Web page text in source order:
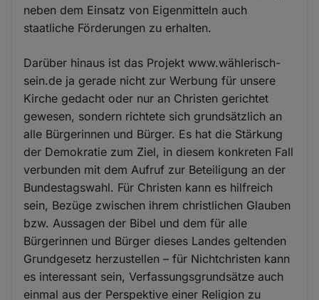
neben dem Einsatz von Eigenmitteln auch
staatliche Förderungen zu erhalten.
Darüber hinaus ist das Projekt www.wählerisch-
sein.de ja gerade nicht zur Werbung für unsere
Kirche gedacht oder nur an Christen gerichtet
gewesen, sondern richtete sich grundsätzlich an
alle Bürgerinnen und Bürger. Es hat die Stärkung
der Demokratie zum Ziel, in diesem konkreten Fall
verbunden mit dem Aufruf zur Beteiligung an der
Bundestagswahl. Für Christen kann es hilfreich
sein, Bezüge zwischen ihrem christlichen Glauben
bzw. Aussagen der Bibel und dem für alle
Bürgerinnen und Bürger dieses Landes geltenden
Grundgesetz herzustellen – für Nichtchristen kann
es interessant sein, Verfassungsgrundsätze auch
einmal aus der Perspektive einer Religion zu